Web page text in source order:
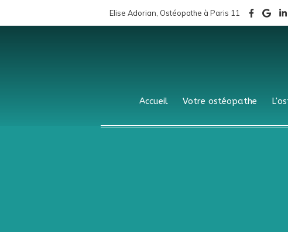
Elise Adorian, Ostéopathe à Paris 11
Accueil
Votre ostéopathe